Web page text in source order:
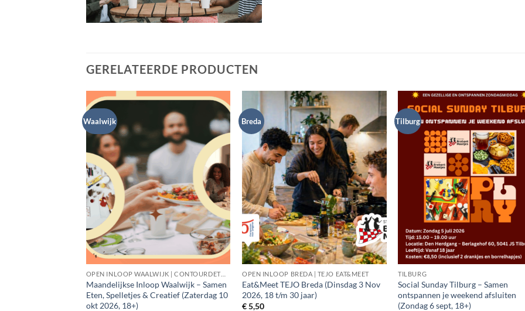
GERELATEERDE PRODUCTEN
Waalwijk
OPEN INLOOP WAALWIJK | CONTOURDETWERN
Maandelijkse Inloop Waalwijk – Samen
Eten, Spelletjes & Creatief (Zaterdag 10
okt 2026, 18+)
Breda
OPEN INLOOP BREDA | TEJO EAT&MEET
Eat&Meet TEJO Breda (Dinsdag 3 Nov
2026, 18 t/m 30 jaar)
€5,50
Tilburg
TILBURG
Social Sunday Tilburg – Samen
ontspannen je weekend afsluiten
(Zondag 6 sept, 18+)